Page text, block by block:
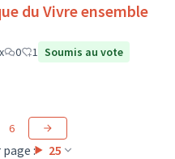
du Vivre ensemble
0 1 Soumis au vote
: 25
6